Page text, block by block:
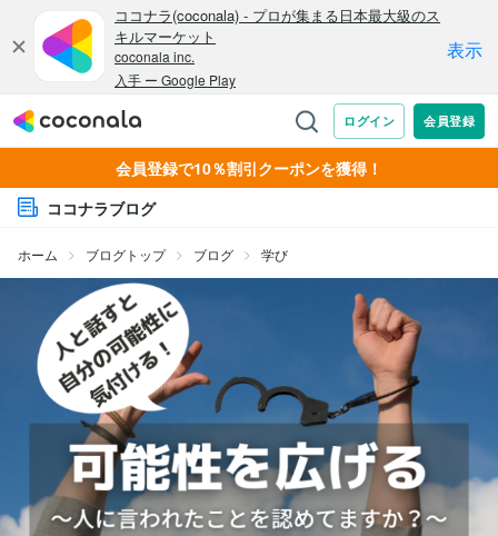
会員登録で10％割引クーポンを獲得！
ココナラブログ
ホーム ブログトップ ブログ 学び